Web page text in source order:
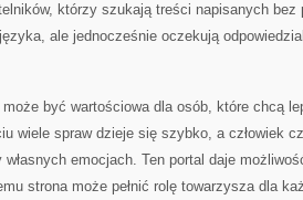
którzy szukają treści napisanych bez
ale jednocześnie oczekują
być wartościowa dla osób, które chcą
wiele spraw dzieje się szybko, a człowiek
emocjach. Ten portal daje
strona może pełnić rolę towarzysza dla